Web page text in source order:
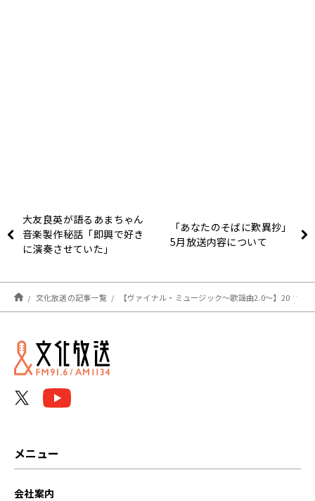
大友良英が語るあまちゃん
音楽製作秘話「即興で好き
に演奏させていた」
「あなたのそばに歎異抄」
5月放送内容について
文化放送の記事一覧 【ヴァイナル・ミュージック～歌謡曲2.0～】2022年4月28日（木）オンエア楽曲
メニュー
会社案内